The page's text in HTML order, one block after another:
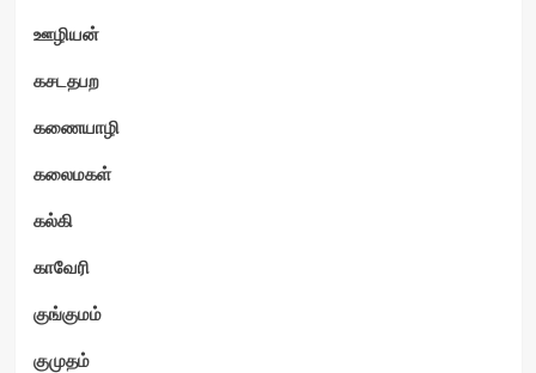
ஊழியன்
கசடதபற
கணையாழி
கலைமகள்
கல்கி
காவேரி
குங்குமம்
குமுதம்